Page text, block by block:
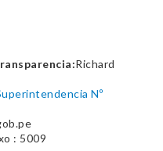
Richard
Nº
: 5009